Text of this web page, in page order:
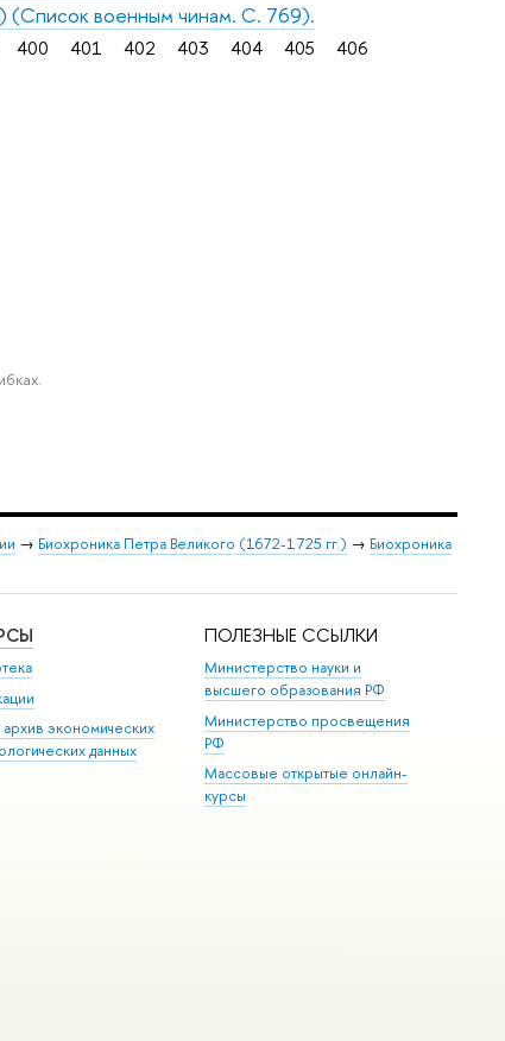
(Список военным чинам. С. 769).
400 401 402 403 404 405
406
→ Биохроника Петра Великого (1672-1725 гг.) → Биохроника
архив экономических
данных
ПОЛЕЗНЫЕ ССЫЛКИ
Министерство науки и
высшего образования РФ
Министерство просвещения
РФ
Массовые открытые онлайн-
курсы